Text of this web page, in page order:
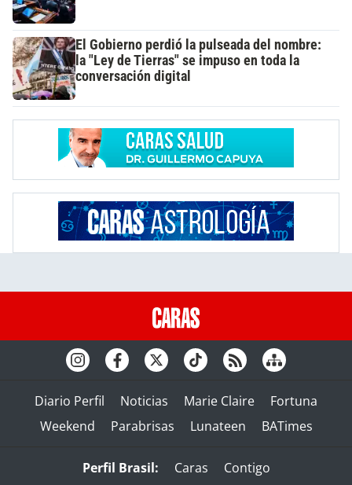
El Gobierno perdió la pulseada del nombre:
la "Ley de Tierras" se impuso en toda la
conversación digital
Diario Perfil Noticias Marie Claire
Fortuna
Weekend
Parabrisas Lunateen BATimes
Perfil Brasil: Caras
Contigo